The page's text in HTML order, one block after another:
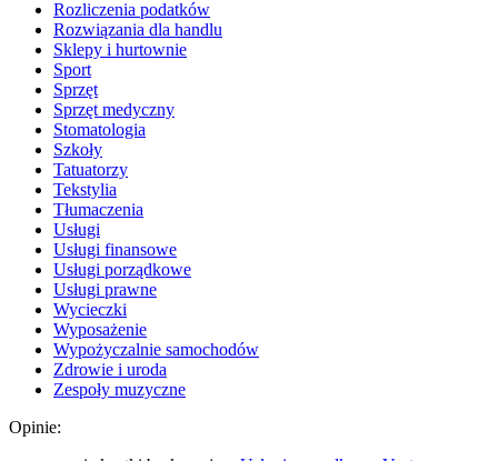
Rozliczenia podatków
Rozwiązania dla handlu
Sklepy i hurtownie
Sport
Sprzęt
Sprzęt medyczny
Stomatologia
Szkoły
Tatuatorzy
Tekstylia
Tłumaczenia
Usługi
Usługi finansowe
Usługi porządkowe
Usługi prawne
Wycieczki
Wyposażenie
Wypożyczalnie samochodów
Zdrowie i uroda
Zespoły muzyczne
Opinie: